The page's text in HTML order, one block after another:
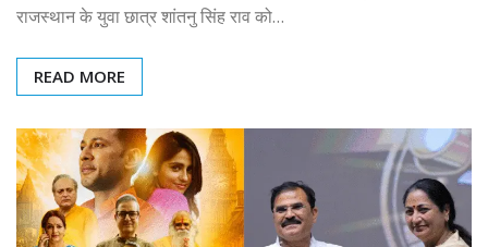
राजस्थान के युवा छात्र शांतनु सिंह राव को…
READ MORE